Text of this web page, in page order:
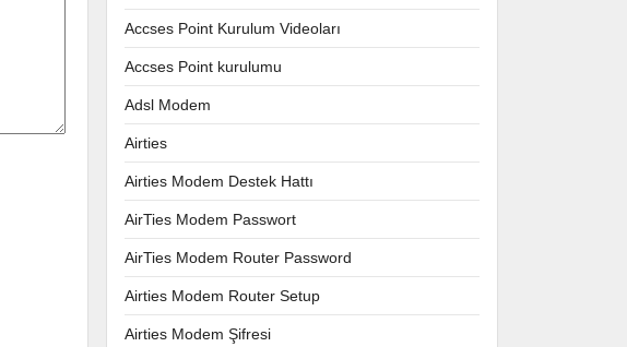
Accses Point Kurulum Videoları
Accses Point kurulumu
Adsl Modem
Airties
Airties Modem Destek Hattı
AirTies Modem Passwort
AirTies Modem Router Password
Airties Modem Router Setup
Airties Modem Şifresi